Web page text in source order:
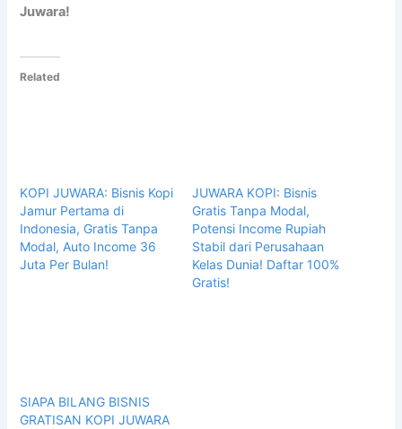
Juwara!
Related
KOPI JUWARA: Bisnis Kopi
Jamur Pertama di
Indonesia, Gratis Tanpa
Modal, Auto Income 36
Juta Per Bulan!
JUWARA KOPI: Bisnis
Gratis Tanpa Modal,
Potensi Income Rupiah
Stabil dari Perusahaan
Kelas Dunia! Daftar 100%
Gratis!
SIAPA BILANG BISNIS
GRATISAN KOPI JUWARA